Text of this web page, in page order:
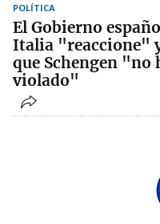
POLÍTICA
El Gobierno
Italia "reaccione"
que Schengen "no
violado"